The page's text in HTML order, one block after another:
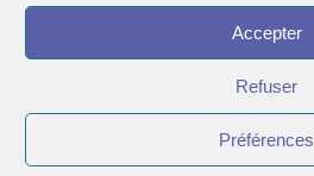
Accepter
Refuser
Préférences